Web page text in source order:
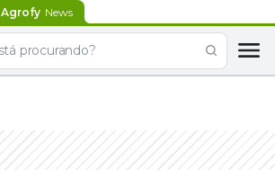
Agrofy News